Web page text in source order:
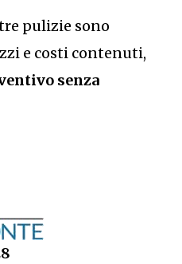
pulizie sono
e costi contenuti,
senza